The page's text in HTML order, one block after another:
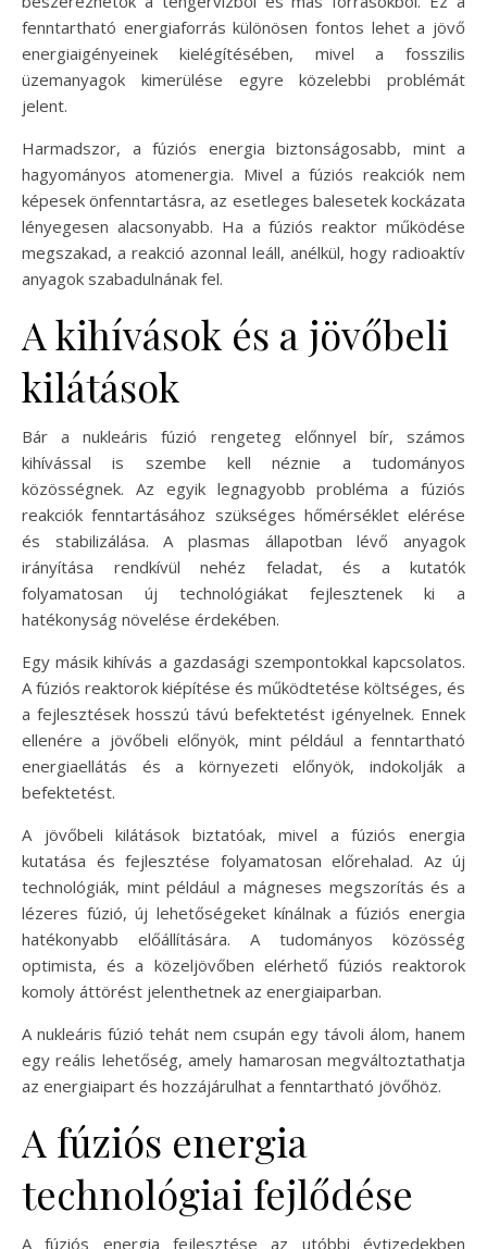
fenntartható energiaforrás különösen fontos lehet a jövő
energiaigényeinek kielégítésében, mivel a fosszilis
üzemanyagok kimerülése egyre közelebbi problémát
jelent.
Harmadszor, a fúziós energia biztonságosabb, mint a
hagyományos atomenergia. Mivel a fúziós reakciók nem
képesek önfenntartásra, az esetleges balesetek kockázata
lényegesen alacsonyabb. Ha a fúziós reaktor működése
megszakad, a reakció azonnal leáll, anélkül, hogy radioaktív
anyagok szabadulnának fel.
A kihívások és a jövőbeli
kilátások
Bár a nukleáris fúzió rengeteg előnnyel bír, számos
kihívással is szembe kell néznie a tudományos
közösségnek. Az egyik legnagyobb probléma a fúziós
reakciók fenntartásához szükséges hőmérséklet elérése
és stabilizálása. A plasmas állapotban lévő anyagok
irányítása rendkívül nehéz feladat, és a kutatók
folyamatosan új technológiákat fejlesztenek ki a
hatékonyság növelése érdekében.
Egy másik kihívás a gazdasági szempontokkal kapcsolatos.
A fúziós reaktorok kiépítése és működtetése költséges, és
a fejlesztések hosszú távú befektetést igényelnek. Ennek
ellenére a jövőbeli előnyök, mint például a fenntartható
energiaellátás és a környezeti előnyök, indokolják a
befektetést.
A jövőbeli kilátások biztatóak, mivel a fúziós energia
kutatása és fejlesztése folyamatosan előrehalad. Az új
technológiák, mint például a mágneses megszorítás és a
lézeres fúzió, új lehetőségeket kínálnak a fúziós energia
hatékonyabb előállítására. A tudományos közösség
optimista, és a közeljövőben elérhető fúziós reaktorok
komoly áttörést jelenthetnek az energiaiparban.
A nukleáris fúzió tehát nem csupán egy távoli álom, hanem
egy reális lehetőség, amely hamarosan megváltoztathatja
az energiaipart és hozzájárulhat a fenntartható jövőhöz.
A fúziós energia
technológiai fejlődése
A fúziós energia fejlesztése az utóbbi évtizedekben